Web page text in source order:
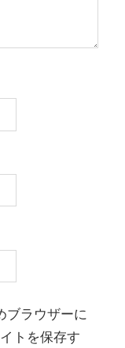
ブラウザーに
トを保存す